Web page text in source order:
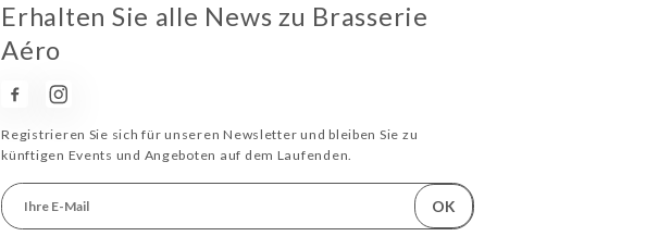
Erhalten Sie alle News zu Brasserie
Aéro
Registrieren Sie sich für unseren Newsletter und bleiben Sie zu
künftigen Events und Angeboten auf dem Laufenden.
OK